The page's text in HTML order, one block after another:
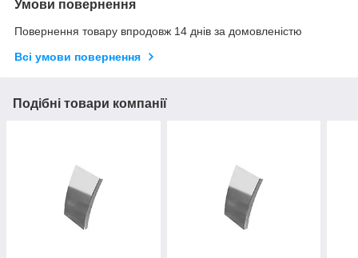
Умови повернення
Повернення товару впродовж 14 днів за домовленістю
Всі умови повернення
Подібні товари компанії